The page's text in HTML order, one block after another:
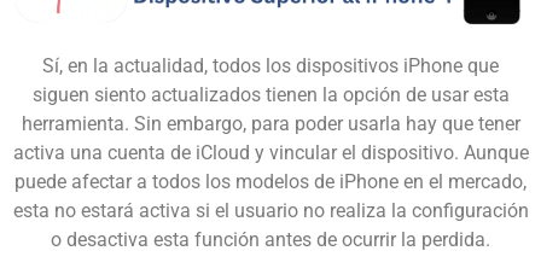
Sí, en la actualidad, todos los dispositivos iPhone que
siguen siento actualizados tienen la opción de usar esta
herramienta. Sin embargo, para poder usarla hay que tener
activa una cuenta de iCloud y vincular el dispositivo. Aunque
puede afectar a todos los modelos de iPhone en el mercado,
esta no estará activa si el usuario no realiza la configuración
o desactiva esta función antes de ocurrir la perdida.